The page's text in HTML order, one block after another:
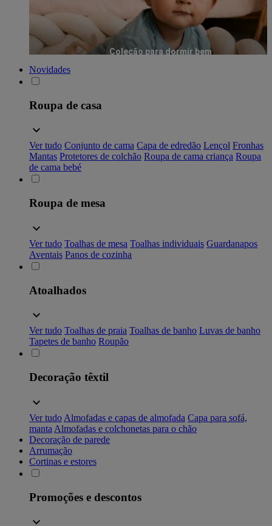
Coleção para dormir bem
Novidades
Roupa de casa
Ver tudo Conjunto de cama Capa de edredão Lençol Fronhas
Mantas Protetores de colchão Roupa de cama criança Roupa
de cama bebé
Roupa de mesa
Ver tudo Toalhas de mesa Toalhas individuais Guardanapos
Aventais Panos de cozinha
Atoalhados
Ver tudo Toalhas de praia Toalhas de banho Luvas de banho
Tapetes de banho Roupão
Decoração têxtil
Ver tudo Almofadas e capas de almofada Capa para sofá,
manta Almofadas e colchonetas para o chão
Decoração de parede
Arrumação
Cortinas e estores
Promoções e descontos